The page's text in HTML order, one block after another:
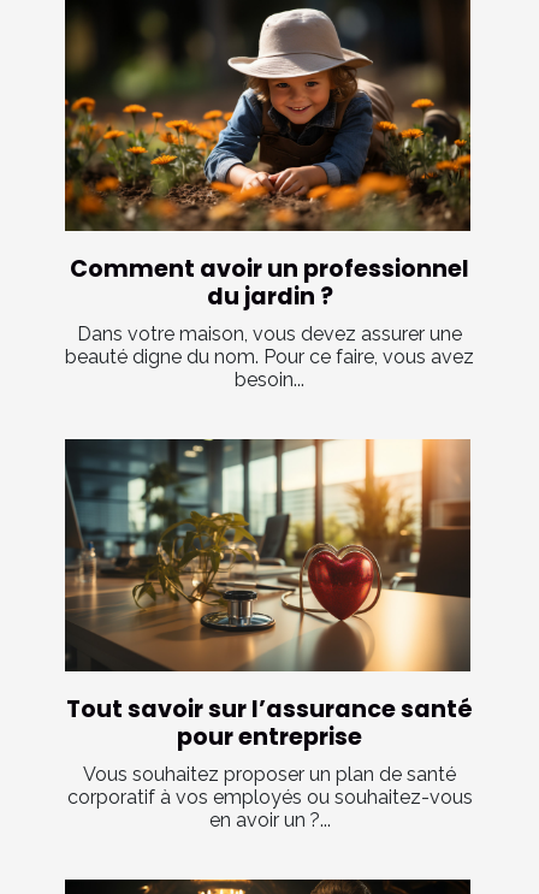
Comment avoir un professionnel
du jardin ?
Dans votre maison, vous devez assurer une
beauté digne du nom. Pour ce faire, vous avez
besoin...
Tout savoir sur l’assurance santé
pour entreprise
Vous souhaitez proposer un plan de santé
corporatif à vos employés ou souhaitez-vous
en avoir un ?...